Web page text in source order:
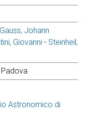
Gauss, Johann
Giovanni - Steinheil,
Astronomico di